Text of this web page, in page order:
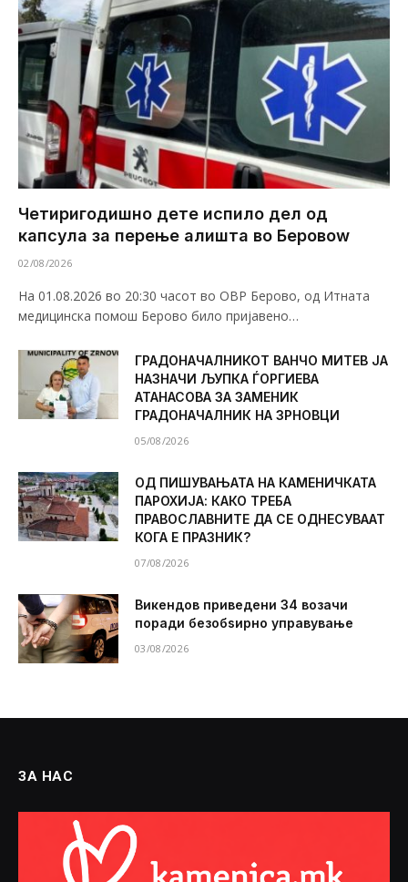
Четиригодишно дете испило дел од
капсула за перење алишта во Беровоw
02/08/2026
На 01.08.2026 во 20:30 часот во ОВР Берово, од Итната
медицинска помош Берово било пријавено…
ГРАДОНАЧАЛНИКОТ ВАНЧО МИТЕВ ЈА
НАЗНАЧИ ЉУПКА ЃОРГИЕВА
АТАНАСОВА ЗА ЗАМЕНИК
ГРАДОНАЧАЛНИК НА ЗРНОВЦИ
05/08/2026
ОД ПИШУВАЊАТА НА КАМЕНИЧКАТА
ПАРОХИЈА: КАКО ТРЕБА
ПРАВОСЛАВНИТЕ ДА СЕ ОДНЕСУВААТ
КОГА Е ПРАЗНИК?
07/08/2026
Викендов приведени 34 возачи
поради безобѕирно управување
03/08/2026
ЗА НАС